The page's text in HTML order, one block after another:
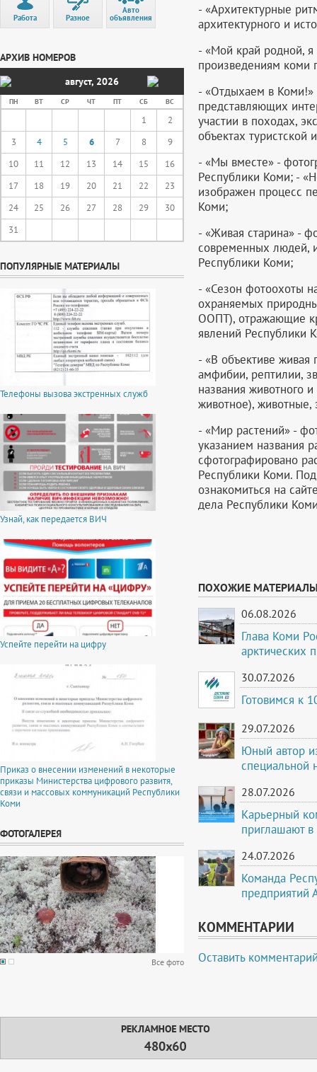
Работа Разное
Авто
объявления
АРХИВ НОМЕРОВ
август, 2026
ПН ВТ СР ЧТ ПТ СБ ВС
1
2
3
4 5 6 7 8
9
10
11 12 13 14 15
16
17
18 19 20 21 22
23
24
25 26 27 28 29
30
31
ПОПУЛЯРНЫЕ МАТЕРИАЛЫ
Телефоны вызова экстренных служб
Узнай, как передается ВИЧ
Успейте перейти на цифру
Приказ о внесении изменений в некоторые
приказы Министерства цифрового развитя,
связи и массовых коммуникаций Республики
Коми
ФОТОГАЛЕРЕЯ
Все фото
- «Архитектурные
архитектурного и
- «Мой край родной,
произведениям коми
- «Отдыхаем в Коми!»
представляющих
участии в походах,
объектах туристской
- «Мы вместе» -
Республики Коми; -
изображен процесс
Коми;
- «Живая старина» -
современных людей,
Республики Коми;
- «Сезон фотоохоты
охраняемых
ООПТ), отражающие
явлений Республики
- «В объективе
амфибии, рептилии,
названия животного
животное), животные,
- «Мир растений» -
указанием названия
сфотографировано
Республики Коми.
ознакомиться на
дела Республики
ПОХОЖИЕ
06.08.2026
Глава Коми
арктических
30.07.2026
Готовимся к
29.07.2026
Юный автор
специальной
28.07.2026
Карьерный
приглашают
24.07.2026
Команда
предприятий
КОММЕНТАРИИ
Оставить